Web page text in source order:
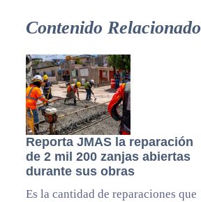
Contenido Relacionado
Reporta JMAS la reparación
de 2 mil 200 zanjas abiertas
durante sus obras
Es la cantidad de reparaciones que